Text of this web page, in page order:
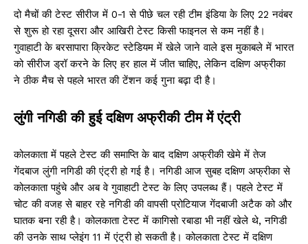
दो मैचों की टेस्ट सीरीज में 0-1 से पीछे चल रही टीम इंडिया के लिए 22 नवंबर
से शुरू हो रहा दूसरा और आखिरी टेस्ट किसी फाइनल से कम नहीं है।
गुवाहाटी के बरसापारा क्रिकेट स्टेडियम में खेले जाने वाले इस मुकाबले में भारत
को सीरीज ड्रॉ करने के लिए हर हाल में जीत चाहिए, लेकिन दक्षिण अफ्रीका
ने ठीक मैच से पहले भारत की टेंशन कई गुना बढ़ा दी है।
लुंगी नगिडी की हुई दक्षिण अफ्रीकी टीम में एंट्री
कोलकाता में पहले टेस्ट की समाप्ति के बाद दक्षिण अफ्रीकी खेमे में तेज
गेंदबाज लुंगी नगिडी की एंट्री हो गई है। नगिडी आज सुबह दक्षिण अफ्रीका से
कोलकाता पहुंचे और अब वे गुवाहाटी टेस्ट के लिए उपलब्ध हैं। पहले टेस्ट में
चोट की वजह से बाहर रहे नगिडी की वापसी प्रोटियाज गेंदबाजी अटैक को और
घातक बना रही है। कोलकाता टेस्ट में कागिसो रबाडा भी नहीं खेले थे, नगिडी
की उनके साथ प्लेइंग 11 में एंट्री हो सकती है। कोलकाता टेस्ट में दक्षिण